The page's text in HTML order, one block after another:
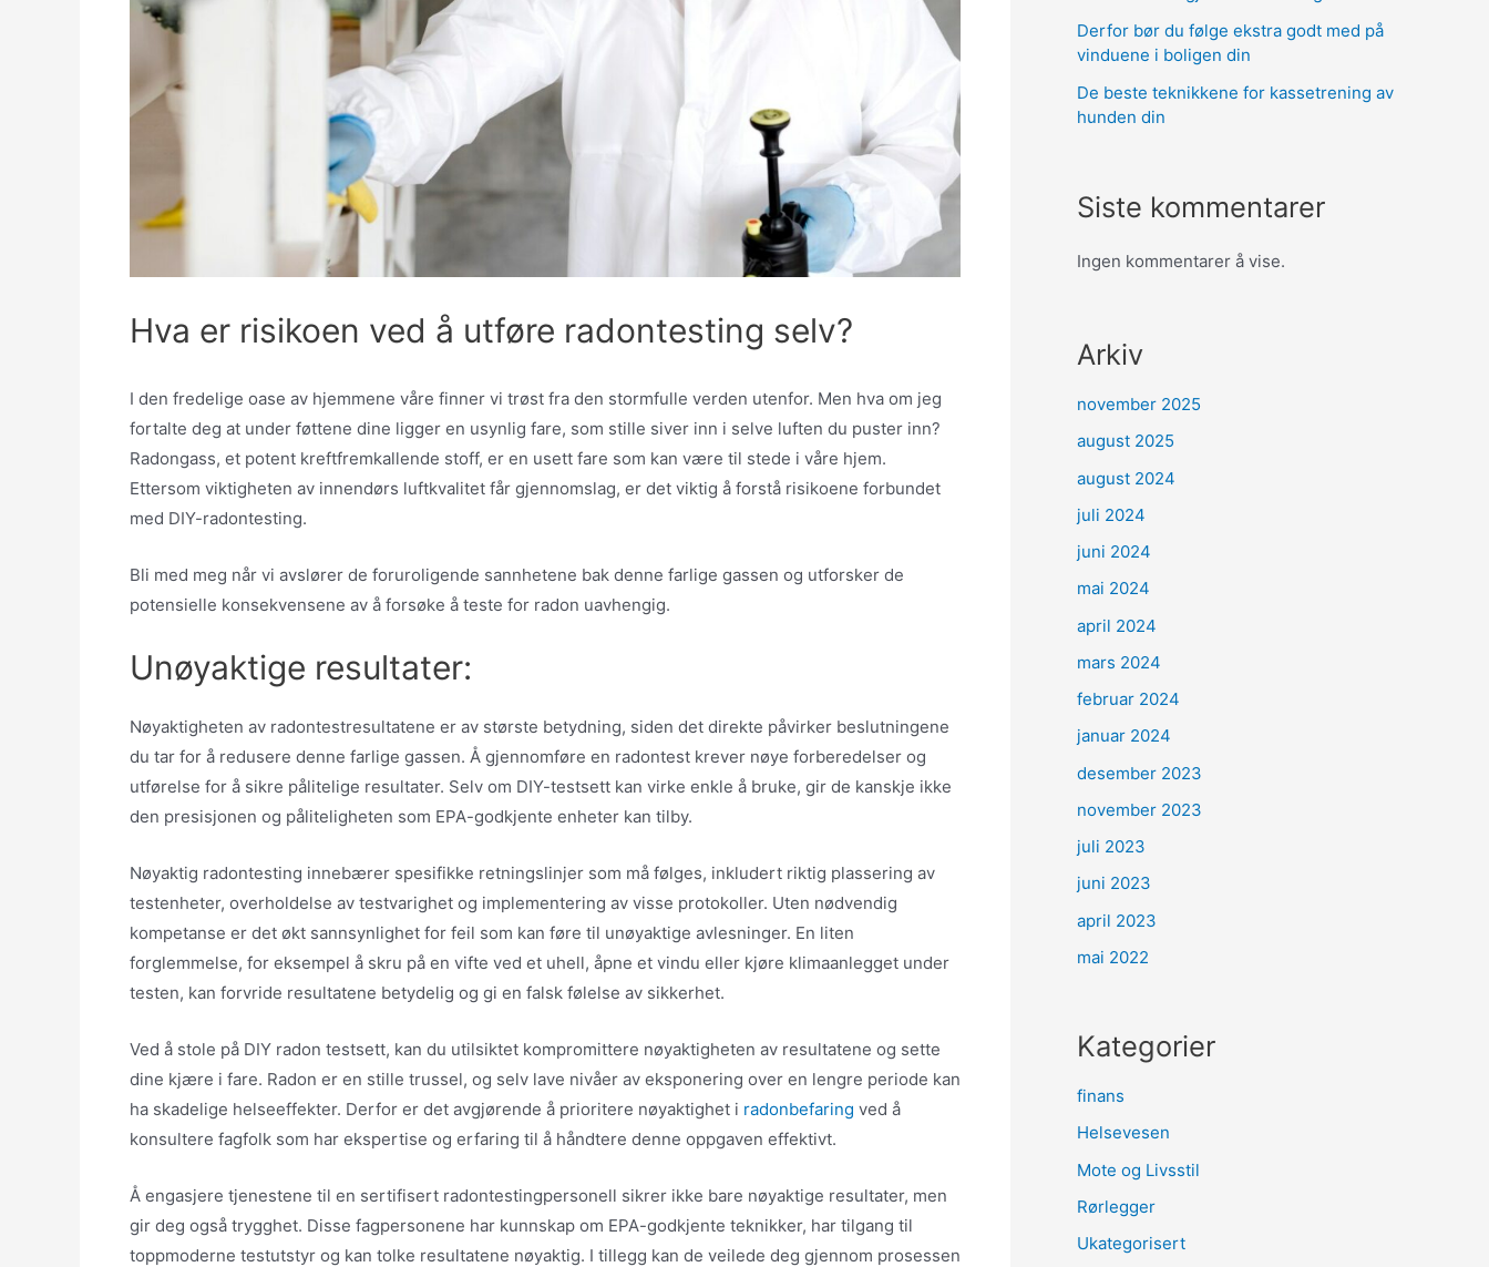
Hva er risikoen ved å utføre radontesting selv?
I den fredelige oase av hjemmene våre finner vi trøst fra den stormfulle verden utenfor. Men hva om jeg
fortalte deg at under føttene dine ligger en usynlig fare, som stille siver inn i selve luften du puster inn?
Radongass, et potent kreftfremkallende stoff, er en usett fare som kan være til stede i våre hjem.
Ettersom viktigheten av innendørs luftkvalitet får gjennomslag, er det viktig å forstå risikoene forbundet
med DIY-radontesting.
Bli med meg når vi avslører de foruroligende sannhetene bak denne farlige gassen og utforsker de
potensielle konsekvensene av å forsøke å teste for radon uavhengig.
Unøyaktige resultater:
Nøyaktigheten av radontestresultatene er av største betydning, siden det direkte påvirker beslutningene
du tar for å redusere denne farlige gassen. Å gjennomføre en radontest krever nøye forberedelser og
utførelse for å sikre pålitelige resultater. Selv om DIY-testsett kan virke enkle å bruke, gir de kanskje ikke
den presisjonen og påliteligheten som EPA-godkjente enheter kan tilby.
Nøyaktig radontesting innebærer spesifikke retningslinjer som må følges, inkludert riktig plassering av
testenheter, overholdelse av testvarighet og implementering av visse protokoller. Uten nødvendig
kompetanse er det økt sannsynlighet for feil som kan føre til unøyaktige avlesninger. En liten
forglemmelse, for eksempel å skru på en vifte ved et uhell, åpne et vindu eller kjøre klimaanlegget under
testen, kan forvride resultatene betydelig og gi en falsk følelse av sikkerhet.
Ved å stole på DIY radon testsett, kan du utilsiktet kompromittere nøyaktigheten av resultatene og sette
dine kjære i fare. Radon er en stille trussel, og selv lave nivåer av eksponering over en lengre periode kan
ha skadelige helseeffekter. Derfor er det avgjørende å prioritere nøyaktighet i radonbefaring ved å
konsultere fagfolk som har ekspertise og erfaring til å håndtere denne oppgaven effektivt.
Å engasjere tjenestene til en sertifisert radontestingpersonell sikrer ikke bare nøyaktige resultater, men
gir deg også trygghet. Disse fagpersonene har kunnskap om EPA-godkjente teknikker, har tilgang til
toppmoderne testutstyr og kan tolke resultatene nøyaktig. I tillegg kan de veilede deg gjennom prosessen
Derfor bør du følge ekstra godt med på
vinduene i boligen din
De beste teknikkene for kassetrening av
hunden din
Siste kommentarer
Ingen kommentarer å vise.
Arkiv
november 2025
august 2025
august 2024
juli 2024
juni 2024
mai 2024
april 2024
mars 2024
februar 2024
januar 2024
desember 2023
november 2023
juli 2023
juni 2023
april 2023
mai 2022
Kategorier
finans
Helsevesen
Mote og Livsstil
Rørlegger
Ukategorisert